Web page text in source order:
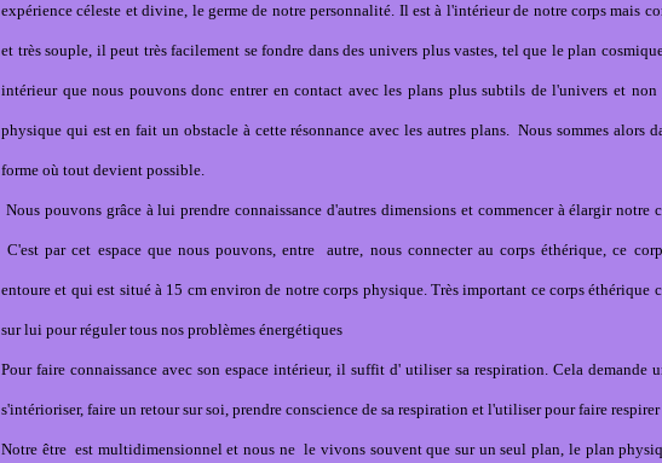
expérience céleste et divine, le germe de notre personnalité. Il est à l'intérieur de notre corps mais
et très souple, il peut très facilement se fondre dans des univers plus vastes, tel que le plan
intérieur que nous pouvons donc entrer en contact avec les plans plus subtils de l'univers et non
physique qui est en fait un obstacle à cette résonnance avec les autres plans. Nous sommes alors
forme où tout devient possible.
Nous pouvons grâce à lui prendre connaissance d'autres dimensions et commencer à élargir notre
C'est par cet espace que nous pouvons, entre autre, nous connecter au corps éthérique, ce
entoure et qui est situé à 15 cm environ de notre corps physique. Très important ce corps éthérique
sur lui pour réguler tous nos problèmes énergétiques
Pour faire connaissance avec son espace intérieur, il suffit d' utiliser sa respiration. Cela demande
s'intérioriser, faire un retour sur soi, prendre conscience de sa respiration et l'utiliser pour faire
Notre être est multidimensionnel et nous ne le vivons souvent que sur un seul plan, le plan